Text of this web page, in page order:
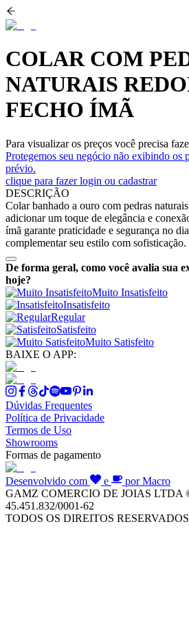
COLAR COM
NATURAIS
FECHO ÍMÃ
Para visualizar os preços você precisa
Protegemos seu negócio não exibindo os
prévio.
clique para fazer login ou cadastrar
DESCRIÇÃO
Colar banhado a ouro com pedras
adicionar um toque de elegância e
ímã garante praticidade e segurança no
complementar seu estilo com sofisticação.
De forma geral, como você avalia sua
hoje?
Muito Insatisfeito
Insatisfeito
Regular
Satisfeito
Muito Satisfeito
BAIXE O APP:
Dúvidas Frequentes
Política de Privacidade
Termos de Uso
Showrooms
Formas de pagamento
Desenvolvido com e
por Macro
GAMZ COMERCIO DE JOIAS LTDA
45.451.832/0001-62
TODOS OS DIREITOS RESERVADOS